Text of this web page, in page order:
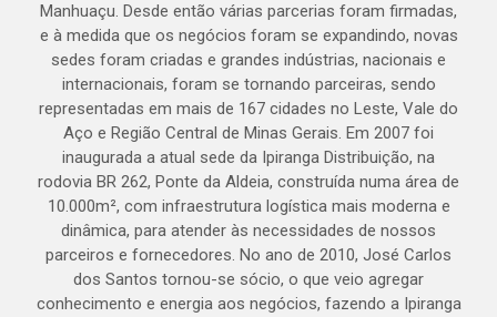
Manhuaçu. Desde então várias parcerias foram firmadas,
e à medida que os negócios foram se expandindo, novas
sedes foram criadas e grandes indústrias, nacionais e
internacionais, foram se tornando parceiras, sendo
representadas em mais de 167 cidades no Leste, Vale do
Aço e Região Central de Minas Gerais. Em 2007 foi
inaugurada a atual sede da Ipiranga Distribuição, na
rodovia BR 262, Ponte da Aldeia, construída numa área de
10.000m², com infraestrutura logística mais moderna e
dinâmica, para atender às necessidades de nossos
parceiros e fornecedores. No ano de 2010, José Carlos
dos Santos tornou-se sócio, o que veio agregar
conhecimento e energia aos negócios, fazendo a Ipiranga